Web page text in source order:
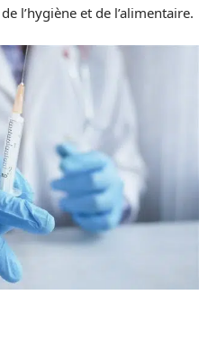
l’hygiène et de l’alimentaire.